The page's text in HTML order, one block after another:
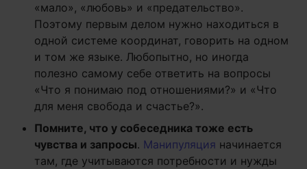
«мало», «любовь» и «предательство».
Поэтому первым делом нужно находиться в
одной системе координат, говорить на одном
и том же языке. Любопытно, но иногда
полезно самому себе ответить на вопросы
«Что я понимаю под отношениями?» и «Что
для меня свобода и счастье?».
Помните, что у собеседника тоже есть
чувства и запросы. Манипуляция начинается
там, где учитываются потребности и нужды